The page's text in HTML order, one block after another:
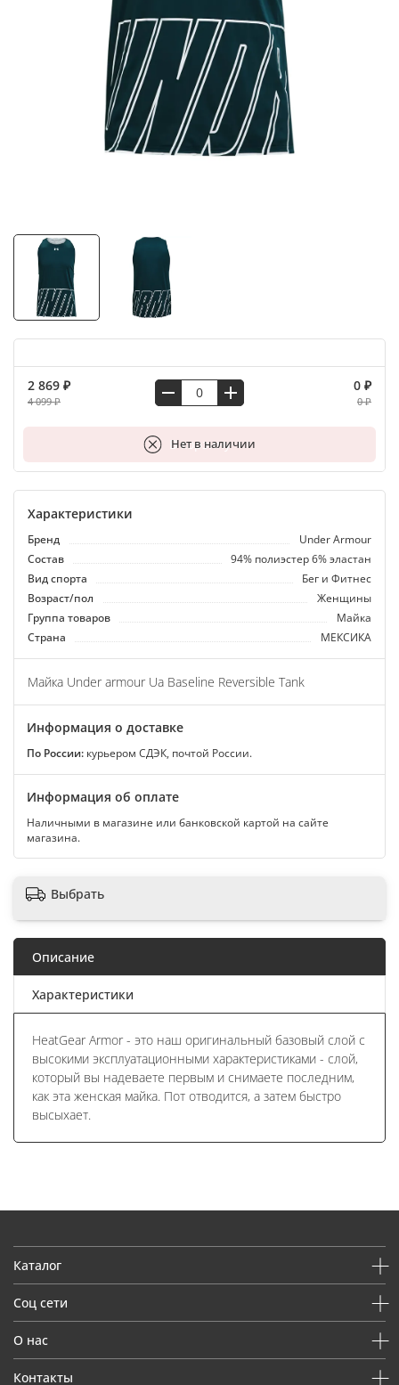
2 869 ₽
4 099 ₽
0 ₽
0 ₽
Нет в наличии
В корзину
Характеристики
Бренд
Under Armour
Состав
94% полиэстер 6% эластан
Вид спорта
Бег и Фитнес
Возраст/пол
Женщины
Группа товаров
Майка
Страна
МЕКСИКА
Майка Under armour Ua Baseline Reversible Tank
Информация о доставке
По России: курьером СДЭК, почтой России.
Информация об оплате
Наличными в магазине или банковской картой на сайте
магазина.
Выбрать
Описание
Характеристики
HeatGear Armor - это наш оригинальный базовый слой с
высокими эксплуатационными характеристиками - слой,
который вы надеваете первым и снимаете последним,
как эта женская майка. Пот отводится, а затем быстро
высыхает.
Каталог
Соц сети
О нас
Контакты